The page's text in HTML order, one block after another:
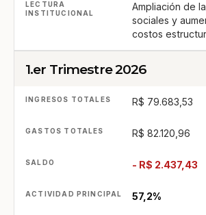
Ampliación de
sociales y
costos
1.er Trimestre 2026
R$ 79.683,53
R$ 82.120,96
- R$ 2.437,43
57,2%